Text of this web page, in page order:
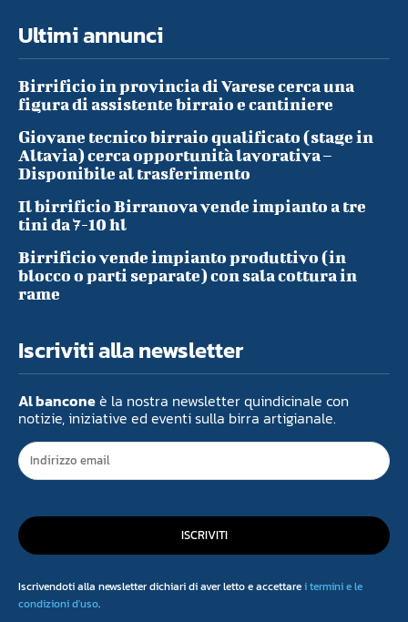
Ultimi annunci
Birrificio in provincia di Varese cerca una
figura di assistente birraio e cantiniere
Giovane tecnico birraio qualificato (stage in
Altavia) cerca opportunità lavorativa –
Disponibile al trasferimento
Il birrificio Birranova vende impianto a tre
tini da 7-10 hl
Birrificio vende impianto produttivo (in
blocco o parti separate) con sala cottura in
rame
Iscriviti alla newsletter
Al banconeè la nostra newsletter quindicinale con
notizie, iniziative ed eventi sulla birra artigianale.
ISCRIVITI
Iscrivendoti alla newsletter dichiari di aver letto e accettarei termini e le
condizioni d'uso.